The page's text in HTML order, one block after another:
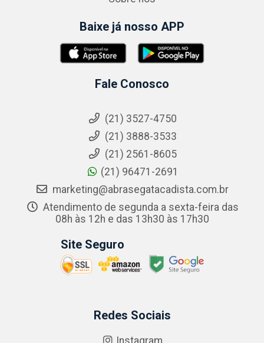
Baixe já nosso APP
Fale Conosco
(21) 3527-4750
(21) 3888-3533
(21) 2561-8605
(21) 96471-2691
marketing@abrasegatacadista.com.br
Atendimento de segunda a sexta-feira das
08h às 12h e das 13h30 às 17h30
Site Seguro
Redes Sociais
Instagram